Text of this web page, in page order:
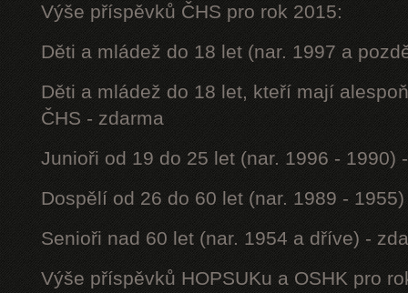
Výše příspěvků ČHS pro rok 2015:
Děti a mládež do 18 let (nar. 1997 a
Děti a mládež do 18 let, kteří mají
ČHS - zdarma
Junioři od 19 do 25 let (nar. 1996 - 1990)
Dospělí od 26 do 60 let (nar. 1989 -
Senioři nad 60 let (nar. 1954 a dříve) -
Výše příspěvků HOPSUKu a OSHK pro